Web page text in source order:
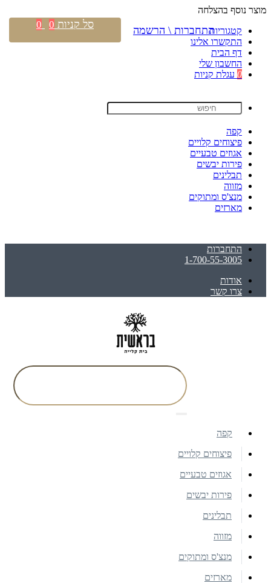
מוצר נוסף בהצלחה
קטגוריות
התקשרו אלינו
דף הבית
החשבון שלי
0 עגלת קניות
קפה
פיצוחים קלויים
אגוזים טבעיים
פירות יבשים
תבלינים
מזווה
מנצ'ס ומתוקים
מארזים
התחברות
1-700-55-3005
אודות
צרו קשר
התחברות \ הרשמה סל קניות 0
0
קפה
פיצוחים קלויים
אגוזים טבעיים
פירות יבשים
תבלינים
מזווה
מנצ'ס ומתוקים
מארזים